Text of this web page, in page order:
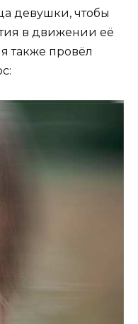
девушки, чтобы
в движении её
я также провёл